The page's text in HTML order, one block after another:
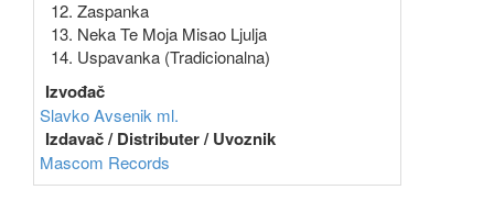
12. Zaspanka
13. Neka Te Moja Misao Ljulja
14. Uspavanka (Tradicionalna)
Izvođač
Slavko Avsenik ml.
Izdavač / Distributer / Uvoznik
Mascom Records